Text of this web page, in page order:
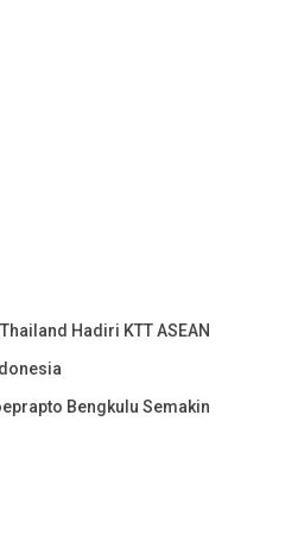
Hadiri KTT ASEAN
Bengkulu Semakin